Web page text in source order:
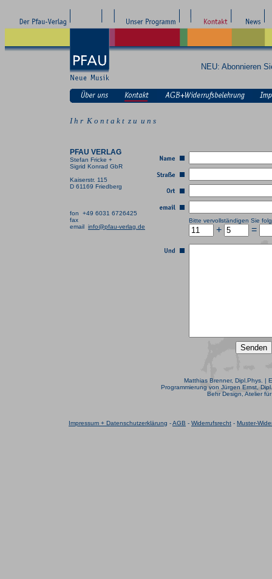
NEU: Abonnieren
I h r K o n t a k t z u u n s
PFAU VERLAG
Stefan Fricke +
Sigrid Konrad GbR
Kaiserstr. 115
D 61169 Friedberg
fon +49 6031 6726425
fax
email info@pfau-verlag.de
Bitte vervollständigen Sie
+ =
Matthias Brenner, Dipl.Phys. |
Programmierung von Jürgen Ernst,
Behr Design, Atelier
Impressum + Datenschutzerklärung -AGB - Widerrufsrecht - Muster-